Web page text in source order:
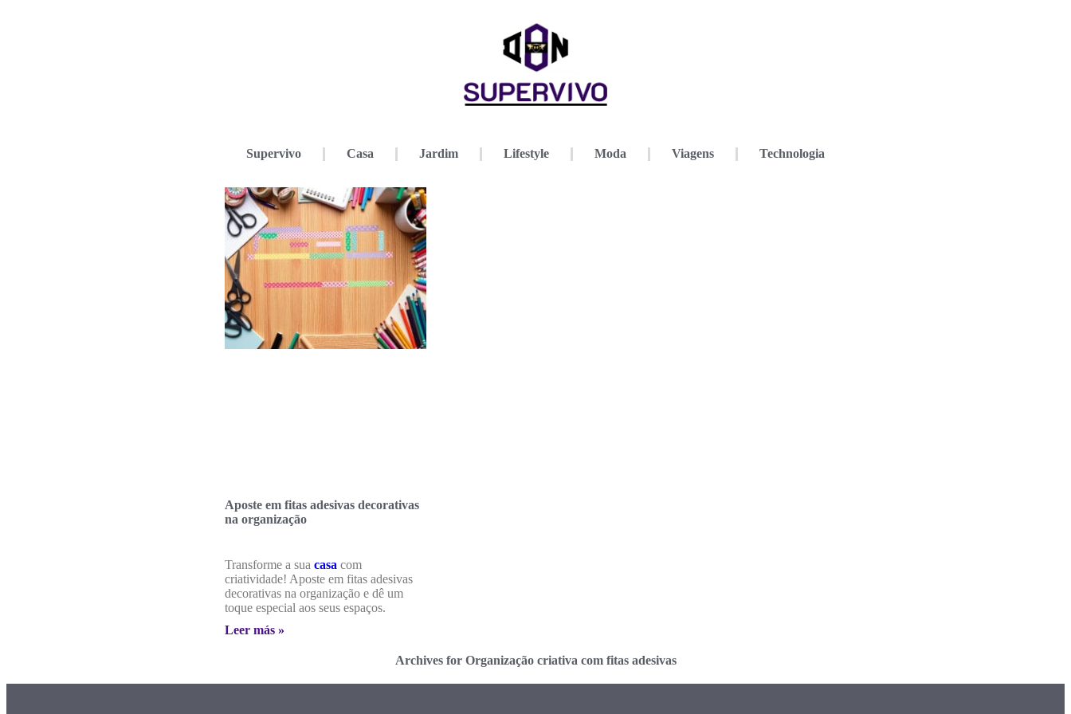
Supervivo Casa Jardim Lifestyle Moda Viagens Technologia
Aposte em fitas adesivas decorativas
na organização
Transforme a sua casa com
criatividade! Aposte em fitas adesivas
decorativas na organização e dê um
toque especial aos seus espaços.
Leer más »
Archives for Organização criativa com fitas adesivas